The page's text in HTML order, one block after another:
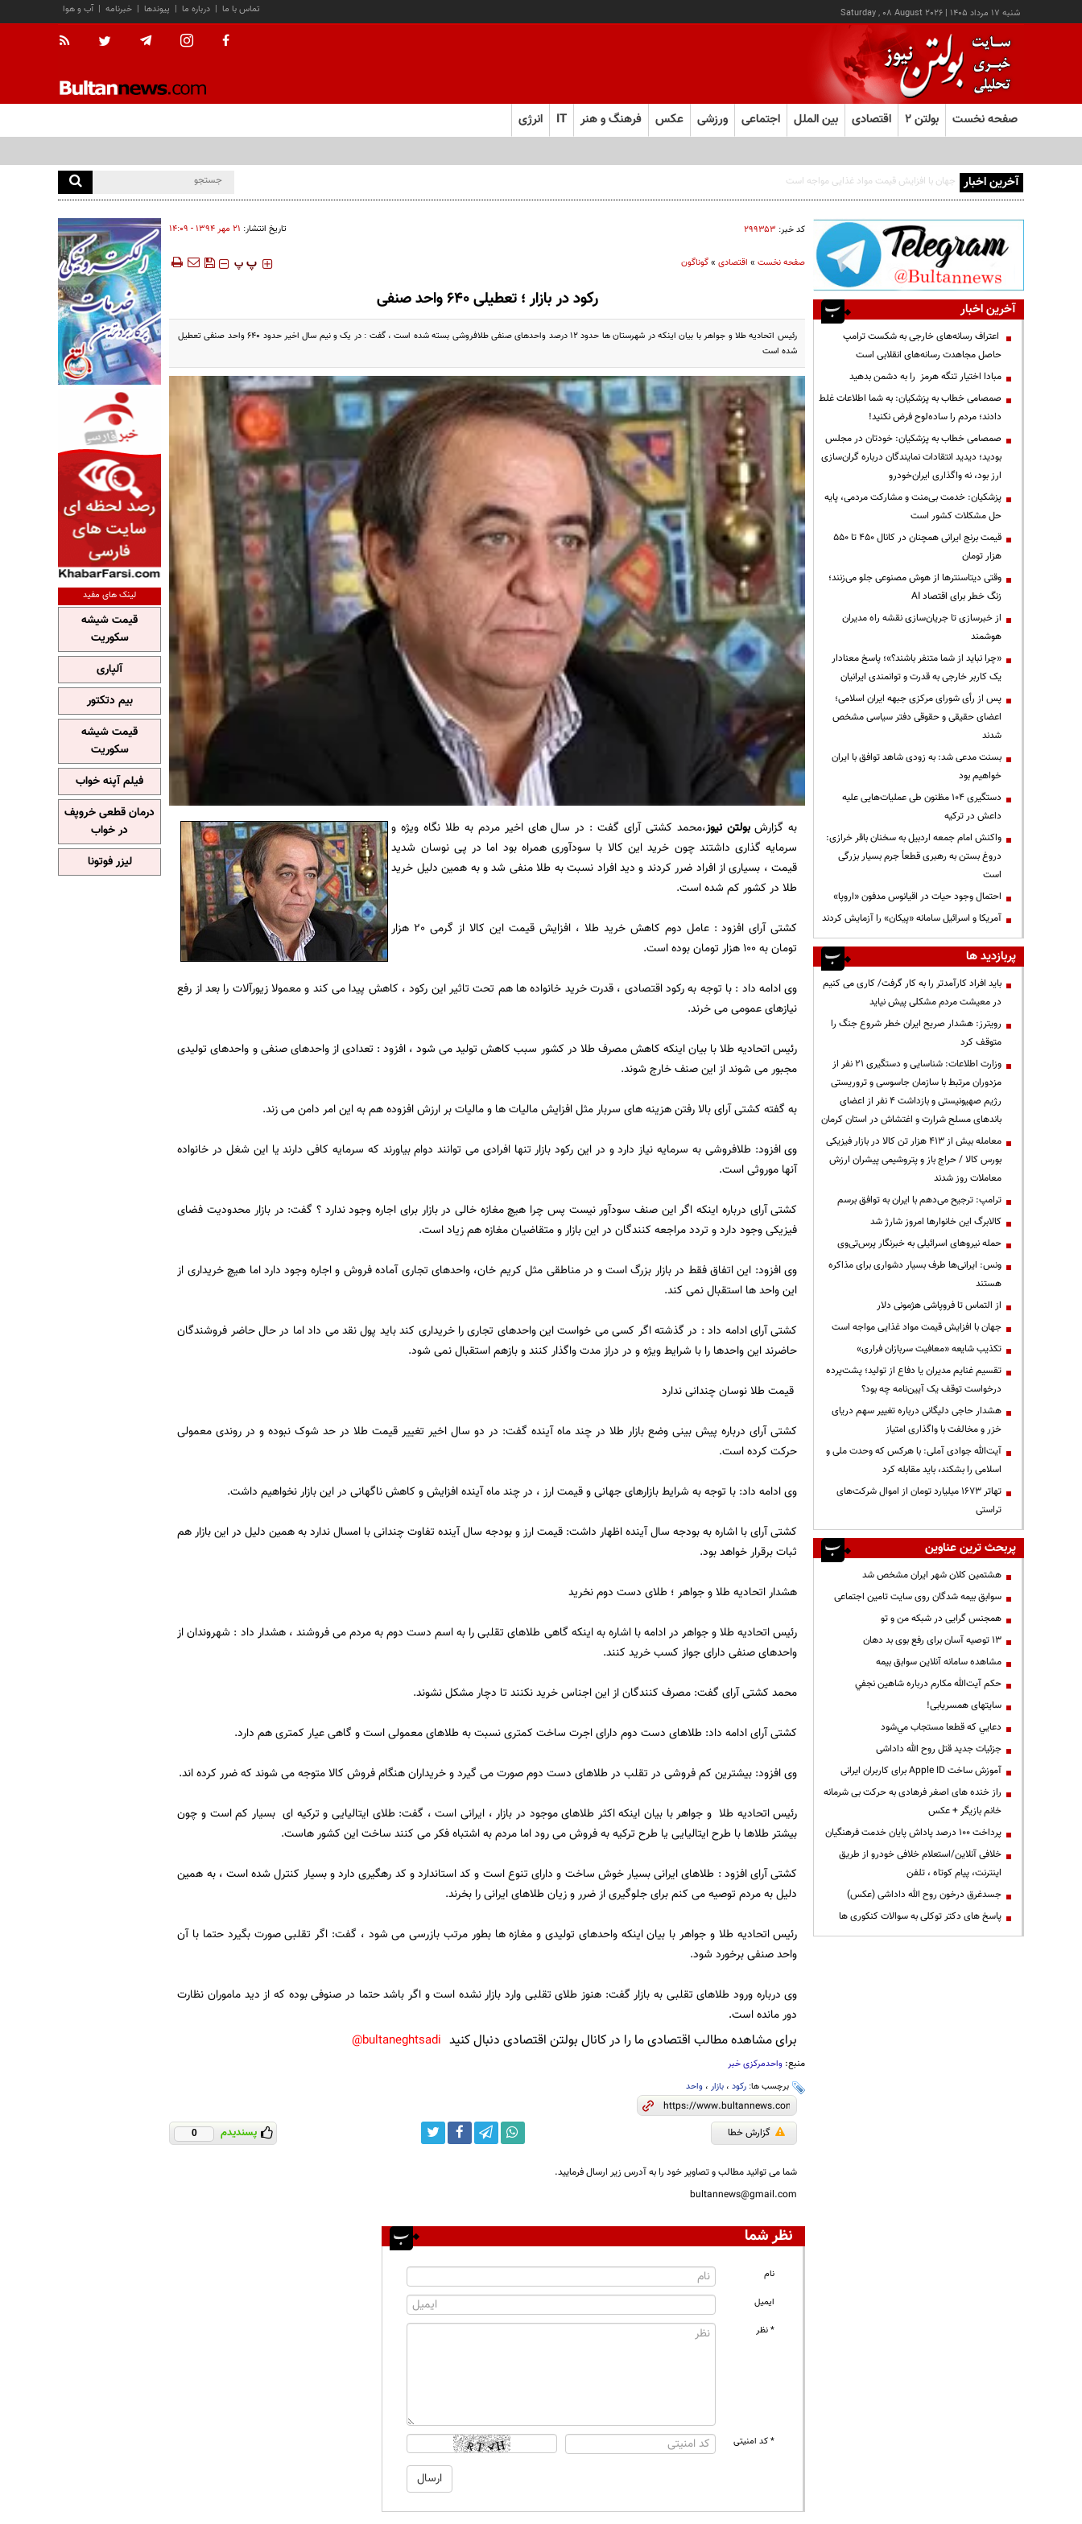
شنبه ۱۷ مرداد ۱۴۰۵ |
Saturday , 08 August 2026 آب و هوا | خبرنامه | پیوندها | درباره ما | تماس با ما
صفحه نخست بولتن ۲ اقتصادی بین الملل اجتماعی ورزشی عکس فرهنگ و هنر IT انرژی
آخرین اخبار کالابرگ این خانوارها امروز شارژ شد
کد خبر: ۲۹۹۳۵۳ تاریخ انتشار: ۲۱ مهر ۱۳۹۴ - ۱۴:۰۹
صفحه نخست» اقتصادی»گوناگون ‍‍‍ پ پ
رکود در بازار ؛ تعطیلی ۶۴۰ واحد صنفی
رئیس اتحادیه طلا و جواهر با بیان اینکه در شهرستان ها حدود ۱۲ درصد واحدهای صنفی طلافروشی بسته شده است ، گفت : در یک و نیم سال اخیر حدود ۶۴۰ واحد صنفی تعطیل
شده است
به گزارشبولتن نیوز،محمد کشتی آرای گفت : در سال های اخیر مردم به طلا نگاه ویژه و
سرمایه گذاری داشتند چون خرید این کالا با سودآوری همراه بود اما در پی نوسان شدید
قیمت ، بسیاری از افراد ضرر کردند و دید افراد نسبت به طلا منفی شد و به همین دلیل خرید
طلا در کشور کم شده است.
کشتی آرای افزود : عامل دوم کاهش خرید طلا ، افزایش قیمت این کالا از گرمی 20 هزار
تومان به 100 هزار تومان بوده است.
وی ادامه داد : با توجه به رکود اقتصادی ، قدرت خرید خانواده ها هم تحت تاثیر این رکود ، کاهش پیدا می کند و معمولا زیورآلات را بعد از رفع
نیازهای عمومی می خرند.
رئیس اتحادیه طلا با بیان اینکه کاهش مصرف طلا در کشور سبب کاهش تولید می شود ، افزود : تعدادی از واحدهای صنفی و واحدهای تولیدی
مجبور می شوند از این صنف خارج شوند.
به گفته کشتی آرای بالا رفتن هزینه های سربار مثل افزایش مالیات ها و مالیات بر ارزش افزوده هم به این امر دامن می زند.
وی افزود: طلافروشی به سرمایه نیاز دارد و در این رکود بازار تنها افرادی می توانند دوام بیاورند که سرمایه کافی دارند یا این شغل در خانواده
آنها موروثی است.
کشتی آرای درباره اینکه اگر این صنف سودآور نیست پس چرا هیچ مغازه خالی در بازار برای اجاره وجود ندارد ؟ گفت: در بازار محدودیت فضای
فیزیکی وجود دارد و تردد مراجعه کنندگان در این بازار و متقاضیان مغازه هم زیاد است.
وی افزود: این اتفاق فقط در بازار بزرگ است و در مناطقی مثل کریم خان، واحدهای تجاری آماده فروش و اجاره وجود دارد اما هیچ خریداری از
این واحد ها استقبال نمی کند.
کشتی آرای ادامه داد : در گذشته اگر کسی می خواست این واحدهای تجاری را خریداری کند باید پول نقد می داد اما در حال حاضر فروشندگان
حاضرند این واحدها را با شرایط ویژه و در دراز مدت واگذار کنند و بازهم استقبال نمی شود.
قیمت طلا نوسان چندانی ندارد
کشتی آرای درباره پیش بینی وضع بازار طلا در چند ماه آینده گفت: در دو سال اخیر تغییر قیمت طلا در حد شوک نبوده و در روندی معمولی
حرکت کرده است.
وی ادامه داد: با توجه به شرایط بازارهای جهانی و قیمت ارز ، در چند ماه آینده افزایش و کاهش ناگهانی در این بازار نخواهیم داشت.
کشتی آرای با اشاره به بودجه سال آینده اظهار داشت: قیمت ارز و بودجه سال آینده تفاوت چندانی با امسال ندارد به همین دلیل در این بازار هم
ثبات برقرار خواهد بود.
هشدار اتحادیه طلا و جواهر ؛ ‌طلای دست دوم نخرید
رئیس اتحادیه طلا و جواهر در ادامه با اشاره به اینکه گاهی طلاهای تقلبی را به اسم دست دوم به مردم می فروشند ، هشدار داد : شهروندان از
واحدهای صنفی دارای جواز کسب خرید کنند.
محمد کشتی آرای گفت: مصرف کنندگان از این اجناس خرید نکنند تا دچار مشکل نشوند.
کشتی آرای ادامه داد: طلاهای دست دوم دارای اجرت ساخت کمتری نسبت به طلاهای معمولی است و گاهی عیار کمتری هم دارد.
وی افزود: بیشترین کم فروشی در تقلب در طلاهای دست دوم صورت می گیرد و خریداران هنگام فروش کالا متوجه می شوند که ضرر کرده اند.
رئیس اتحادیه طلا و جواهر با بیان اینکه اکثر طلاهای موجود در بازار ، ایرانی است ، گفت: طلای ایتالیایی و ترکیه ای بسیار کم است و چون
بیشتر طلاها با طرح ایتالیایی یا طرح ترکیه به فروش می رود اما مردم به اشتباه فکر می کنند ساخت این کشور هاست.
کشتی آرای افزود : طلاهای ایرانی بسیار خوش ساخت و دارای تنوع است و کد استاندارد و کد رهگیری دارد و بسیار کنترل شده است ، به همین
دلیل به مردم توصیه می کنم برای جلوگیری از ضرر و زیان طلاهای ایرانی را بخرند.
رئیس اتحادیه طلا و جواهر با بیان اینکه واحدهای تولیدی و مغازه ها بطور مرتب بازرسی می شود ، گفت: اگر تقلبی صورت بگیرد حتما با آن
واحد صنفی برخورد شود.
وی درباره ورود طلاهای تقلبی به بازار گفت: هنوز طلای تقلبی وارد بازار نشده است و اگر باشد حتما در صنوفی بوده که از دید ماموران نظارت
دور مانده است.
برای مشاهده مطالب اقتصادی ما را در کانال بولتن اقتصادی دنبال کنید bultaneghtsadi@
منبع: واحدمرکزی خبر
برچسب ها: رکود، بازار، واحد
گزارش خطا پسندیدم 0
شما می توانید مطالب و تصاویر خود را به آدرس زیر ارسال فرمایید.
bultannews@gmail.com
نظر شما
نام
ایمیل
* نظر
* کد امنیتی
آخرین اخبار
اعتراف رسانه‌های خارجی به شکست ترامپ
حاصل مجاهدت رسانه‌های انقلابی است
مبادا اختیار تنگه هرمز را به دشمن بدهید
صمصامی خطاب به پزشکیان: به شما اطلاعات غلط
دادند؛ مردم را ساده‌لوح فرض نکنید!
صمصامی خطاب به پزشکیان: خودتان در مجلس
بودید؛ دیدید انتقادات نمایندگان درباره گران‌سازی
ارز بود، نه واگذاری ایران‌خودرو
پزشکیان: خدمت بی‌منت و مشارکت مردمی، پایه
حل مشکلات کشور است
قیمت‌ برنج ایرانی همچنان در کانال ۴۵۰ تا ۵۵۰
هزار تومان
وقتی دیتاسنترها از هوش مصنوعی جلو می‌زنند؛
زنگ خطر برای اقتصاد AI
از خبرسازی تا جریان‌سازی نقشه راه مدیران
هوشمند
«چرا نباید از شما متنفر باشند؟»؛ پاسخ معنادار
یک کاربر خارجی به قدرت و توانمندی ایرانیان
پس از رأی شورای مرکزی جبهه ایران اسلامی؛
اعضای حقیقی و حقوقی دفتر سیاسی مشخص
شدند
بسنت مدعی شد: به زودی شاهد توافق با ایران
خواهیم بود
دستگیری ۱۰۴ مظنون طی عملیات‌هایی علیه
داعش در ترکیه
واکنش امام جمعه اردبیل به سخنان باقر خرازی:
دروغ بستن به رهبری قطعاً جرم بسیار بزرگی
است
احتمال وجود حیات در اقیانوس مدفون «اروپا»
آمریکا و اسرائیل سامانه «پیکان» را آزمایش کردند
پربازدید ها
باید افراد کارآمدتر را به کار گرفت/ کاری می کنیم
در معیشت مردم مشکلی پیش نیاید
رویترز: هشدار صریح ایران خطر شروع جنگ را
متوقف کرد
وزارت اطلاعات: شناسایی و دستگیری ۲۱ نفر از
مزدوران مرتبط با سازمان جاسوسی و تروریستی
رژیم صهیونیستی و بازداشت ۴ نفر از اعضای
باندهای مسلح شرارت و اغتشاش در استان کرمان
معامله بیش از ۴۱۳ هزار تن کالا در بازار فیزیکی
بورس کالا / حراج باز و پتروشیمی پیشران ارزش
معاملات روز شدند
ترامپ: ترجیح می‌دهم با ایران به توافق برسم
کالابرگ این خانوارها امروز شارژ شد
حمله نیروهای اسرائیلی به خبرنگار پرس‌تی‌وی
ونس: ایرانی‌ها طرف بسیار دشواری برای مذاکره
هستند
از التماس تا فروپاشی هژمونی دلار
جهان با افزایش قیمت مواد غذایی مواجه است
تکذیب شایعه «معافیت سربازان فراری»
تقسیم غنایم مدیران یا دفاع از تولید؛ پشت‌پرده
درخواست توقف یک آیین‌نامه چه بود؟
هشدار حاجی دلیگانی درباره تغییر سهم دریای
خزر و مخالفت با واگذاری امتیاز
آیت‌الله جوادی آملی: با هرکس که وحدت ملی و
اسلامی را بشکند، باید مقابله کرد
تهاتر ۱۶۷۳ میلیارد تومان از اموال شرکت‌های
تراستی
پربحث ترین عناوین
هشتمین کلان شهر ایران مشخص شد
سوابق بیمه شدگان روی سایت تامین اجتماعی
همجنس گرایی در شبکه من و تو
13 توصیه آسان برای رفع بوی بد دهان
مشاهده سامانه آنلاين سوابق بیمه
حكم آيت‌الله مكارم درباره شاهين نجفي
سایتهای همسریابی!
دعايي كه قطعا مستجاب مي‌شود
جزئیات جدید قتل روح الله داداشی
آموزش ساخت Apple ID برای کاربران ایرانی
راز خنده های اصغر فرهادی به حرکت بی شرمانه
خانم بازیگر + عکس
پرداخت ۱۰۰ درصد پاداش پایان خدمت فرهنگیان
خلافی آنلاین/استعلام خلافی خودرو از طریق
اینترنت، پیام کوتاه ، تلفن
جسدغرق درخون روح الله داداشی (عکس)
پاسخ های دکتر توکلی به سوالات کنکوری ها
لینک های مفید
قیمت شیشه
سکوریت
آلپاری
بیم دتکتور
قیمت شیشه
سکوریت
فیلم آپنه خواب
درمان قطعی خروپف
در خواب
لیزر فوتونا